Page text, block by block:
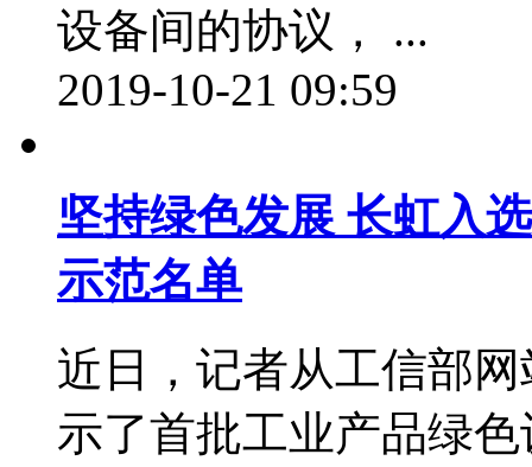
设备间的协议， ...
2019-10-21 09:59
坚持绿色发展 长虹入
示范名单
近日，记者从工信部
示了首批工业产品绿